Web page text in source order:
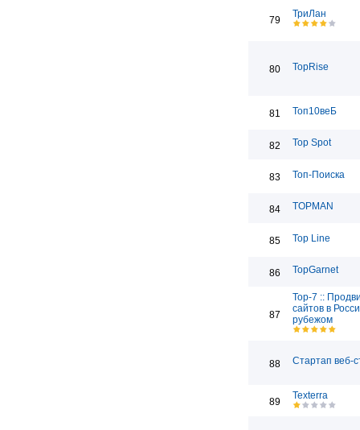
79
ТриЛан
80 TopRise
81 Топ10веБ
82 Top Spot
83 Топ-Поиска
84 TOPMAN
85 Top Line
86 TopGarnet
87
Top-7 ::
сайтов в
рубежом
88 Стартап веб-
89
Texterra